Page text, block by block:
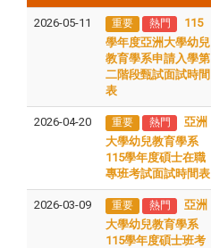
2026-05-11 重要 熱門
115
學年度亞洲大學幼兒
教育學系申請入學第
二階段甄試面試時間
表
2026-04-20 重要 熱門
亞洲
大學幼兒教育學系
115學年度碩士在職
專班考試面試時間表
2026-03-09 重要 熱門
亞洲
大學幼兒教育學系
115學年度碩士班考